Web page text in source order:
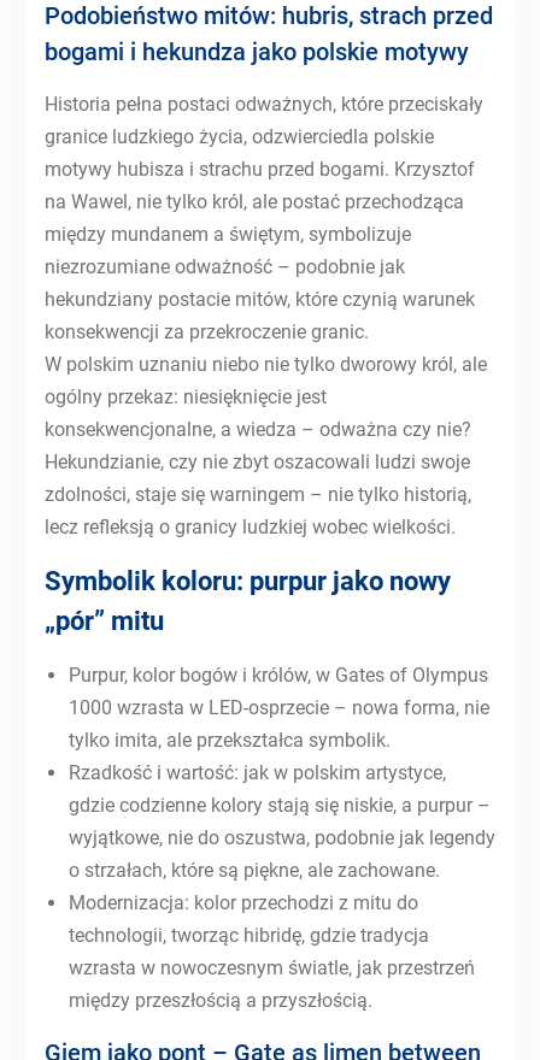
Podobieństwo mitów: hubris, strach przed
bogami i hekundza jako polskie motywy
Historia pełna postaci odważnych, które przeciskały
granice ludzkiego życia, odzwierciedla polskie
motywy hubisza i strachu przed bogami. Krzysztof
na Wawel, nie tylko król, ale postać przechodząca
między mundanem a świętym, symbolizuje
niezrozumiane odważność – podobnie jak
hekundziany postacie mitów, które czynią warunek
konsekwencji za przekroczenie granic.
W polskim uznaniu niebo nie tylko dworowy król, ale
ogólny przekaz: niesięknięcie jest
konsekwencjonalne, a wiedza – odważna czy nie?
Hekundzianie, czy nie zbyt oszacowali ludzi swoje
zdolności, staje się warningem – nie tylko historią,
lecz refleksją o granicy ludzkiej wobec wielkości.
Symbolik koloru: purpur jako nowy
„pór” mitu
Purpur, kolor bogów i królów, w Gates of Olympus
1000 wzrasta w LED-osprzecie – nowa forma, nie
tylko imita, ale przekształca symbolik.
Rzadkość i wartość: jak w polskim artystyce,
gdzie codzienne kolory stają się niskie, a purpur –
wyjątkowe, nie do oszustwa, podobnie jak legendy
o strzałach, które są piękne, ale zachowane.
Modernizacja: kolor przechodzi z mitu do
technologii, tworząc hibridę, gdzie tradycja
wzrasta w nowoczesnym światle, jak przestrzeń
między przeszłością a przyszłością.
Giem jako pont – Gate as limen between